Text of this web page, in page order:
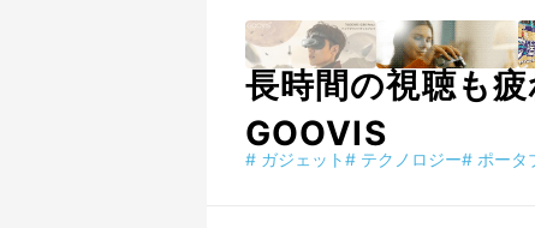
長時間の視聴も
GOOVIS
# ガジェット# テクノロジー# ポータ